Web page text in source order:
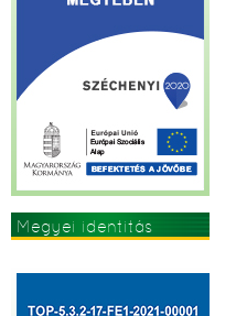
Megyei identitás